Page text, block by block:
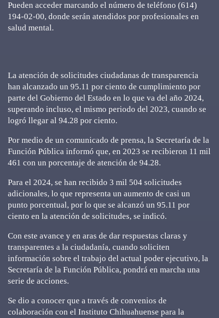
Pueden acceder marcando el número de teléfono (614)
194-02-00, donde serán atendidos por profesionales en
salud mental.
La atención de solicitudes ciudadanas de transparencia
han alcanzado un 95.11 por ciento de cumplimiento por
parte del Gobierno del Estado en lo que va del año 2024,
superando incluso, el mismo periodo del 2023, cuando se
logró llegar al 94.28 por ciento.
Por medio de un comunicado de prensa, la Secretaría de la
Función Pública informó que, en 2023 se recibieron 11 mil
461 con un porcentaje de atención de 94.28.
Para el 2024, se han recibido 3 mil 504 solicitudes
adicionales, lo que representa un aumento de casi un
punto porcentual, por lo que se alcanzó un 95.11 por
ciento en la atención de solicitudes, se indicó.
Con este avance y en aras de dar respuestas claras y
transparentes a la ciudadanía, cuando soliciten
información sobre el trabajo del actual poder ejecutivo, la
Secretaría de la Función Pública, pondrá en marcha una
serie de acciones.
Se dio a conocer que a través de convenios de
colaboración con el Instituto Chihuahuense para la